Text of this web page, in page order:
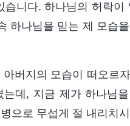
니다. 하나님의 허락
하나님을 믿는 제 모습
버지의 모습이 떠오르
데, 지금 제가 하나님
으로 무섭게 절 내리치